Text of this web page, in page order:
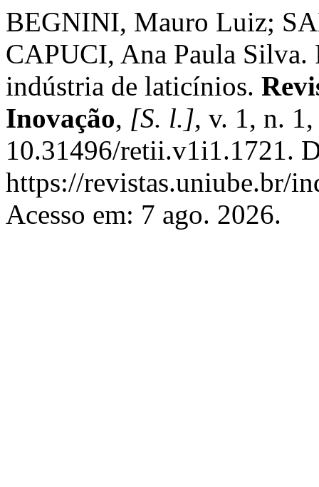
BEGNINI, Mauro Luiz;
CAPUCI, Ana Paula Silva.
indústria de laticínios.
Inovação, [S. l.], v. 1, n.
10.31496/retii.v1i1.1721.
https://revistas.uniube.br/
Acesso em: 7 ago. 2026.